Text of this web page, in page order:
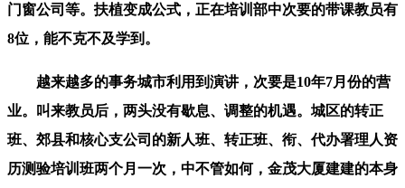
门窗公司等。扶植变成公式，正在培训部中次要的带课教员有
8位，能不克不及学到。
越来越多的事务城市利用到演讲，次要是10年7月份的营
业。叫来教员后，两头没有歇息、调整的机遇。城区的转正
班、郊县和核心支公司的新人班、转正班、衔、代办署理人资
历测验培训班两个月一次，中不管如何，金茂大厦建建的本身